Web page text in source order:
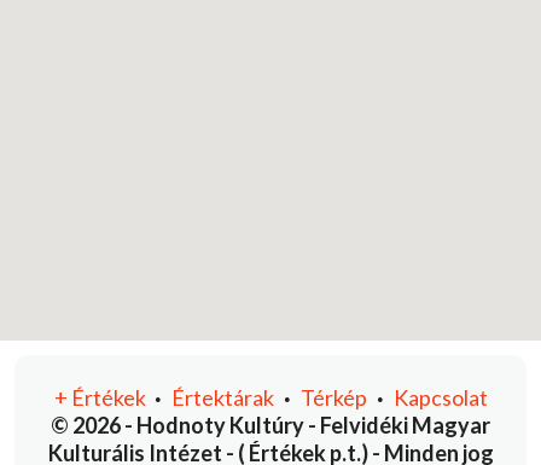
© 2026 - Hodnoty Kultúry - Felvidéki Magyar
Kulturális Intézet - ( Értékek p.t.) - Minden jog
+ Értékek • Értektárak• Térkép • Kapcsolat